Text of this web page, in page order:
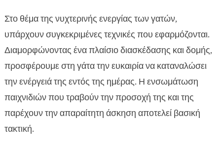
Στο θέμα της νυχτερινής ενεργίας των γατών,
υπάρχουν συγκεκριμένες τεχνικές που εφαρμόζονται.
Διαμορφώνοντας ένα πλαίσιο διασκέδασης και δομής,
προσφέρουμε στη γάτα την ευκαιρία να καταναλώσει
την ενέργειά της εντός της ημέρας. Η ενσωμάτωση
παιχνιδιών που τραβούν την προσοχή της και της
παρέχουν την απαραίτητη άσκηση αποτελεί βασική
τακτική.